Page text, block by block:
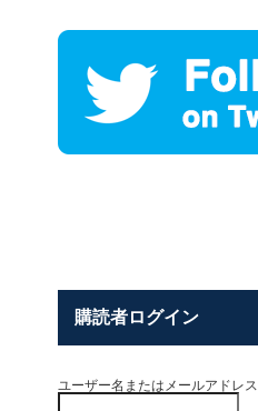
購読者ログイン
ユーザー名またはメールアドレス